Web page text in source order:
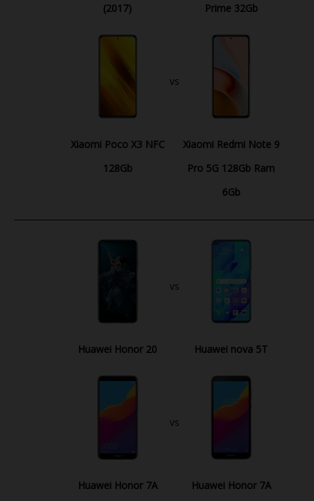
(2017)
Prime 32Gb
Xiaomi Poco X3 NFC
128Gb
vs
Xiaomi Redmi Note 9
Pro 5G 128Gb Ram
6Gb
Huawei Honor 20
vs
Huawei nova 5T
Huawei Honor 7A
vs
Huawei Honor 7A